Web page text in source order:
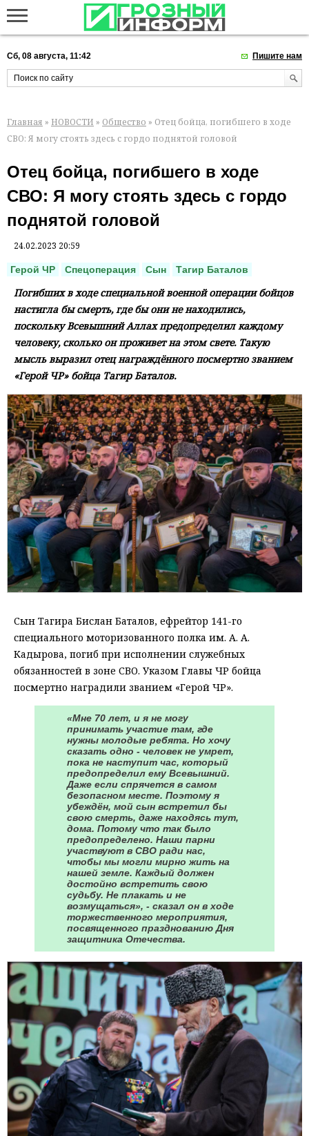
Сб, 08 августа, 11:42 Пишите нам
Главная » НОВОСТИ » Общество » Отец бойца, погибшего в ходе
СВО: Я могу стоять здесь с гордо поднятой головой
Отец бойца, погибшего в ходе
СВО: Я могу стоять здесь с гордо
поднятой головой
24.02.2023 20:59
Герой ЧР Спецоперация Сын Тагир Баталов
Погибших в ходе специальной военной операции бойцов
настигла бы смерть, где бы они не находились,
поскольку Всевышний Аллах предопределил каждому
человеку, сколько он проживет на этом свете. Такую
мысль выразил отец награждённого посмертно званием
«Герой ЧР» бойца Тагир Баталов.
Сын Тагира Бислан Баталов, ефрейтор 141-го
специального моторизованного полка им. А. А.
Кадырова, погиб при исполнении служебных
обязанностей в зоне СВО. Указом Главы ЧР бойца
посмертно наградили званием «Герой ЧР».
«Мне 70 лет, и я не могу
принимать участие там, где
нужны молодые ребята. Но хочу
сказать одно - человек не умрет,
пока не наступит час, который
предопределил ему Всевышний.
Даже если спрячется в самом
безопасном месте. Поэтому я
убеждён, мой сын встретил бы
свою смерть, даже находясь тут,
дома. Потому что так было
предопределено. Наши парни
участвуют в СВО ради нас,
чтобы мы могли мирно жить на
нашей земле. Каждый должен
достойно встретить свою
судьбу. Не плакать и не
возмущаться», - сказал он в ходе
торжественного мероприятия,
посвященного празднованию Дня
защитника Отечества.